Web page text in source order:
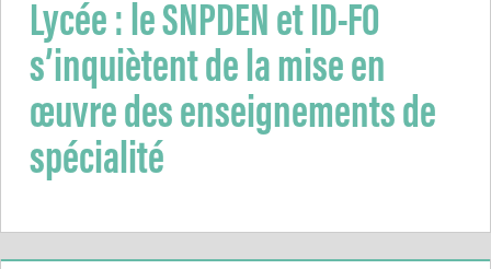
Lycée : le SNPDEN et ID-FO
s’inquiètent de la mise en
œuvre des enseignements de
spécialité